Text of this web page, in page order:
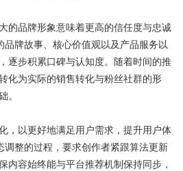
的品牌形象意味着更高的信任度与忠诚
品牌故事、核心价值观以及产品服务以
逐步积累口碑与认知度。随着时间的推
化为实际的销售转化与粉丝社群的形
。
，以更好地满足用户需求，提升用户体
调整的过程，要求创作者紧跟算法更新
内容始终能与平台推荐机制保持同步，